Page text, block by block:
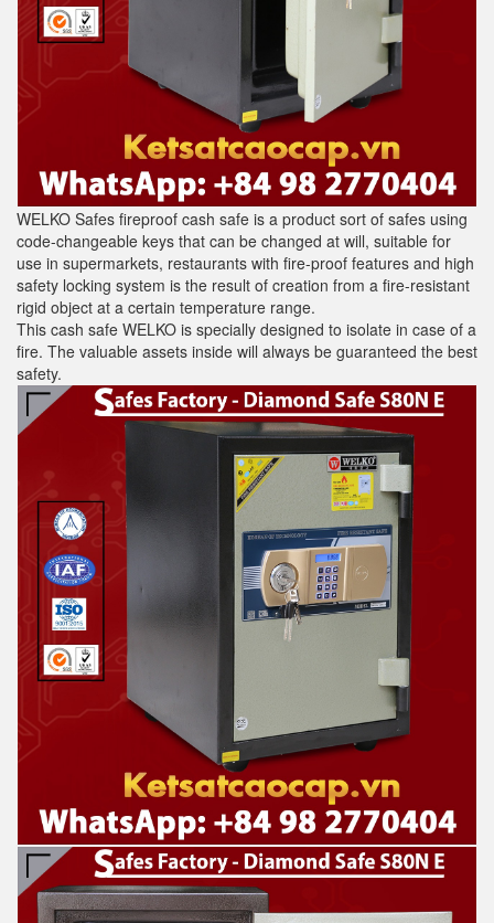
WELKO Safes fireproof cash safe is a product sort of safes using
code-changeable keys that can be changed at will, suitable for
use in supermarkets, restaurants with fire-proof features and high
safety locking system is the result of creation from a fire-resistant
rigid object at a certain temperature range.
This cash safe WELKO is specially designed to isolate in case of a
fire. The valuable assets inside will always be guaranteed the best
safety.